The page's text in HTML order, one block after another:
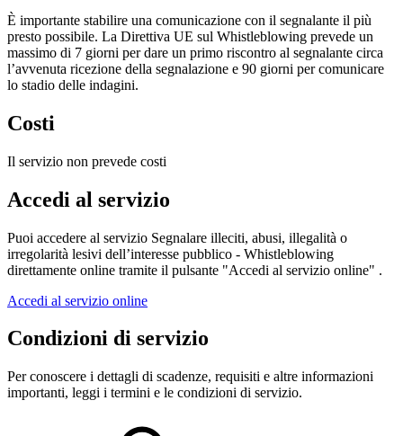
È importante stabilire una comunicazione con il segnalante il più
presto possibile. La Direttiva UE sul Whistleblowing prevede un
massimo di 7 giorni per dare un primo riscontro al segnalante circa
l’avvenuta ricezione della segnalazione e 90 giorni per comunicare
lo stadio delle indagini.
Costi
Il servizio non prevede costi
Accedi al servizio
Puoi accedere al servizio Segnalare illeciti, abusi, illegalità o
irregolarità lesivi dell’interesse pubblico - Whistleblowing
direttamente online tramite il pulsante "Accedi al servizio online" .
Accedi al servizio online
Condizioni di servizio
Per conoscere i dettagli di scadenze, requisiti e altre informazioni
importanti, leggi i termini e le condizioni di servizio.